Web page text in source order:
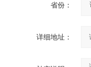
省份：
详细地址：